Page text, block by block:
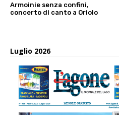
Armoinie senza confini,
concerto di canto a Oriolo
Luglio 2026